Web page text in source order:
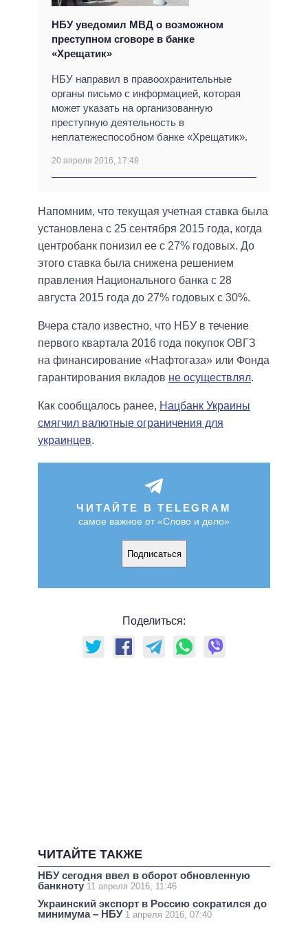
НБУ уведомил МВД о возможном
преступном сговоре в банке
«Хрещатик»
НБУ направил в правоохранительные
органы письмо с информацией, которая
может указать на организованную
преступную деятельность в
неплатежеспособном банке «Хрещатик».
20 апреля 2016, 17:48
Напомним, что текущая учетная ставка была
установлена с 25 сентября 2015 года, когда
центробанк понизил ее с 27% годовых. До
этого ставка была снижена решением
правления Национального банка с 28
августа 2015 года до 27% годовых с 30%.
Вчера стало известно, что НБУ в течение
первого квартала 2016 года покупок ОВГЗ
на финансирование «Нафтогаза» или Фонда
гарантирования вкладов не осуществлял.
Как сообщалось ранее, Нацбанк Украины
смягчил валютные ограничения для
украинцев.
ЧИТАЙТЕ В TELEGRAM
самое важное от «Слово и дело»
Подписаться
Поделиться:
ЧИТАЙТЕ ТАКЖЕ
НБУ сегодня ввел в оборот обновленную
банкноту 11 апреля 2016, 11:46
Украинский экспорт в Россию сократился до
минимума – НБУ 1 апреля 2016, 07:40